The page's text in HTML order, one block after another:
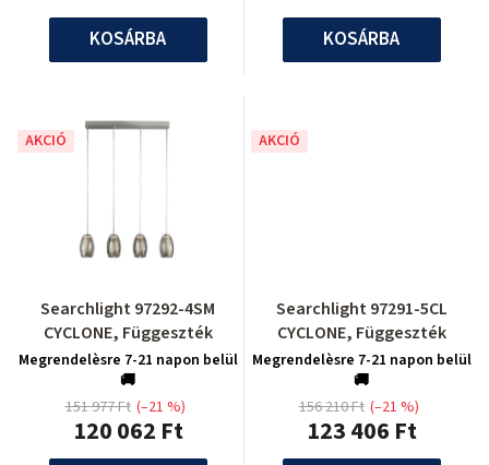
KOSÁRBA KOSÁRBA
AKCIÓ
Searchlight 97292-4SM
CYCLONE, Függeszték
Megrendelèsre 7-21 napon belül
🚚
120 062 Ft
151 977 Ft (–21 %)
AKCIÓ
Searchlight 97291-5CL
CYCLONE, Függeszték
Megrendelèsre 7-21 napon belül
🚚
123 406 Ft
156 210 Ft (–21 %)